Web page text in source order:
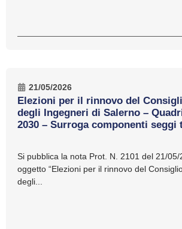
21/05/2026
Elezioni per il rinnovo del
degli Ingegneri di Salerno –
2030 – Surroga componenti
Si pubblica la nota Prot. N. 2101 del 21/
oggetto “Elezioni per il rinnovo del
degli...